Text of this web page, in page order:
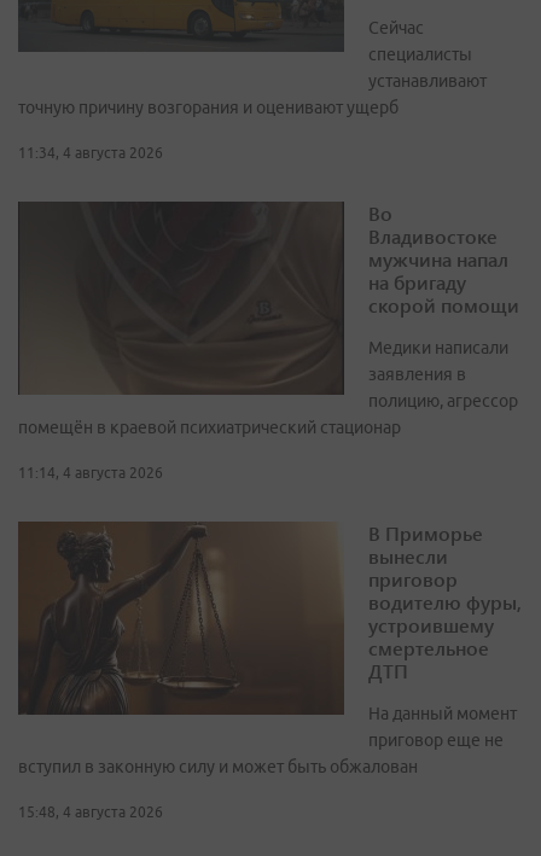
Сейчас
специалисты
устанавливают
точную причину возгорания и оценивают ущерб
11:34, 4 августа 2026
Во
Владивостоке
мужчина напал
на бригаду
скорой помощи
Медики написали
заявления в
полицию, агрессор
помещён в краевой психиатрический стационар
11:14, 4 августа 2026
В Приморье
вынесли
приговор
водителю фуры,
устроившему
смертельное
ДТП
На данный момент
приговор еще не
вступил в законную силу и может быть обжалован
15:48, 4 августа 2026